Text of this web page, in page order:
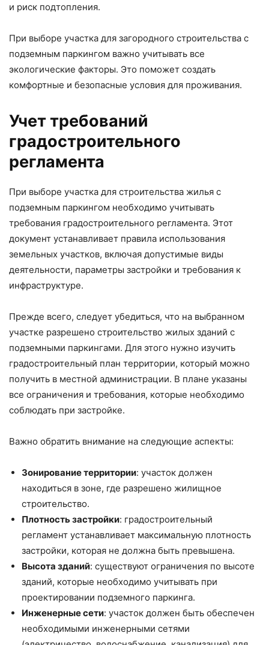
и риск подтопления.
При выборе участка для загородного строительства с
подземным паркингом важно учитывать все
экологические факторы. Это поможет создать
комфортные и безопасные условия для проживания.
Учет требований
градостроительного
регламента
При выборе участка для строительства жилья с
подземным паркингом необходимо учитывать
требования градостроительного регламента. Этот
документ устанавливает правила использования
земельных участков, включая допустимые виды
деятельности, параметры застройки и требования к
инфраструктуре.
Прежде всего, следует убедиться, что на выбранном
участке разрешено строительство жилых зданий с
подземными паркингами. Для этого нужно изучить
градостроительный план территории, который можно
получить в местной администрации. В плане указаны
все ограничения и требования, которые необходимо
соблюдать при застройке.
Важно обратить внимание на следующие аспекты:
Зонирование территории: участок должен
находиться в зоне, где разрешено жилищное
строительство.
Плотность застройки: градостроительный
регламент устанавливает максимальную плотность
застройки, которая не должна быть превышена.
Высота зданий: существуют ограничения по высоте
зданий, которые необходимо учитывать при
проектировании подземного паркинга.
Инженерные сети: участок должен быть обеспечен
необходимыми инженерными сетями